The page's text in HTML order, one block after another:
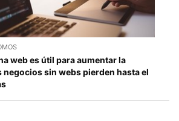
web es útil para aumentar la
sin webs pierden hasta el